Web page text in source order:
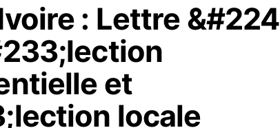
: Lettre
et
locale